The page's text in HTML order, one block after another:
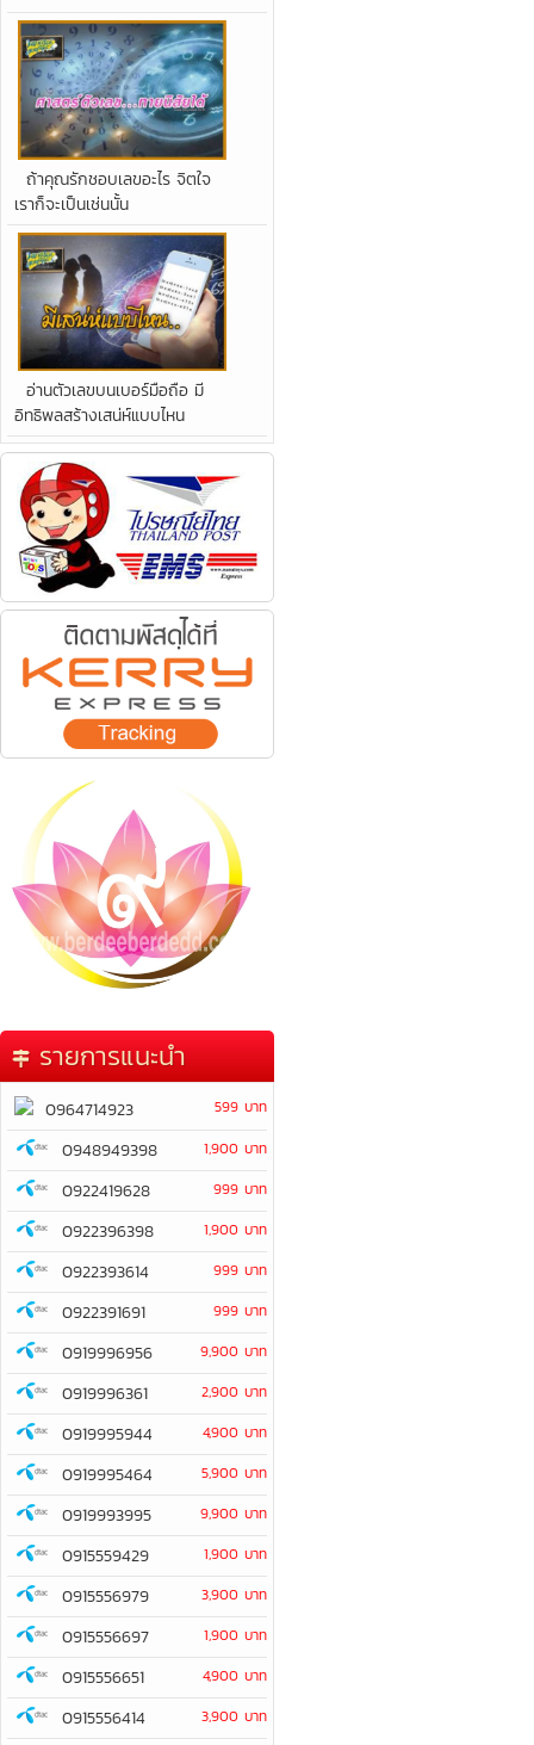
ถ้าคุณรักชอบเลขอะไร จิตใจ
เราก็จะเป็นเช่นนั้น
อ่านตัวเลขบนเบอร์มือถือ มี
อิทธิพลสร้างเสน่ห์แบบไหน
รายการแนะนำ
0964714923 599 บาท
0948949398 1,900 บาท
0922419628 999 บาท
0922396398 1,900 บาท
0922393614 999 บาท
0922391691 999 บาท
0919996956 9,900 บาท
0919996361 2,900 บาท
0919995944 4,900 บาท
0919995464 5,900 บาท
0919993995 9,900 บาท
0915559429 1,900 บาท
0915556979 3,900 บาท
0915556697 1,900 บาท
0915556651 4,900 บาท
0915556414 3,900 บาท